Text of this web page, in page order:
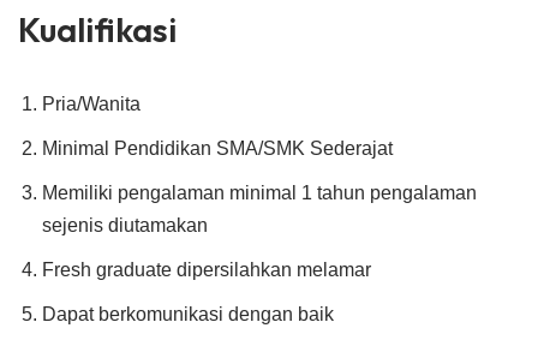
Kualifikasi
Pria/Wanita
Minimal Pendidikan SMA/SMK Sederajat
Memiliki pengalaman minimal 1 tahun pengalaman
sejenis diutamakan
Fresh graduate dipersilahkan melamar
Dapat berkomunikasi dengan baik